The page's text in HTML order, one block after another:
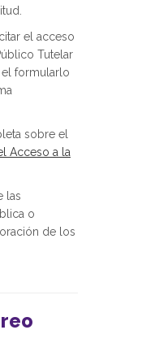
el acceso
Tutelar
formularlo
sobre el
Acceso a la
las
o
de los